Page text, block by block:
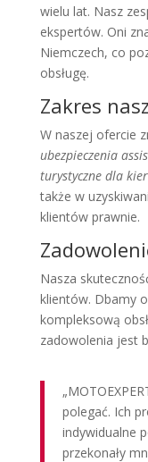
wielu lat. Nasz
ekspertów. Oni
Niemczech, co
obsługę.
Zakres
W naszej ofercie
ubezpieczenia
turystyczne dla
także w
klientów prawnie.
Nasza
klientów. Dbamy
kompleksową
zadowolenia jest
polegać. Ich
indywidualne
przekonały